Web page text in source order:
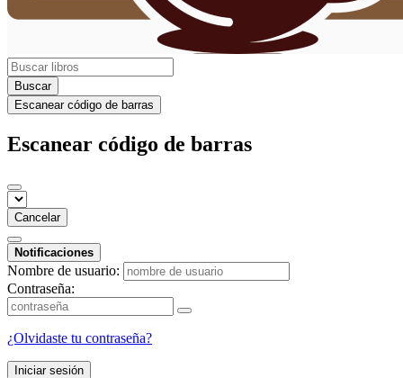
Buscar
Escanear código de barras
Escanear código de barras
Cancelar
Notificaciones
Nombre de usuario:
Contraseña:
¿Olvidaste tu contraseña?
Iniciar sesión